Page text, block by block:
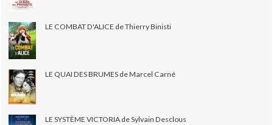
LE COMBAT D'ALICE de Thierry Binisti
LE QUAI DES BRUMES de Marcel Carné
LE SYSTÈME VICTORIA de Sylvain Desclous